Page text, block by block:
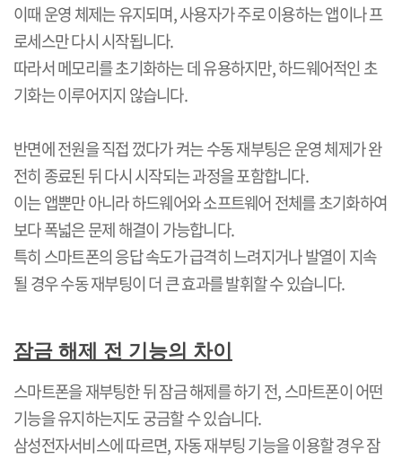
이때 운영 체제는 유지되며,사용자가 주로 이용하는 앱이나 프
로세스만 다시 시작됩니다.
따라서 메모리를 초기화하는 데 유용하지만,하드웨어적인 초
기화는 이루어지지 않습니다.
반면에 전원을 직접 껐다가 켜는 수동 재부팅은 운영 체제가 완
전히 종료된 뒤 다시 시작되는 과정을 포함합니다.
이는 앱뿐만 아니라 하드웨어와 소프트웨어 전체를 초기화하여
보다 폭넓은 문제 해결이 가능합니다.
특히 스마트폰의 응답 속도가 급격히 느려지거나 발열이 지속
될 경우 수동 재부팅이 더 큰 효과를 발휘할 수 있습니다.
잠금 해제 전 기능의 차이
스마트폰을 재부팅한 뒤 잠금 해제를 하기 전,스마트폰이 어떤
기능을 유지하는지도 궁금할 수 있습니다.
삼성전자서비스에 따르면,자동 재부팅 기능을 이용할 경우 잠